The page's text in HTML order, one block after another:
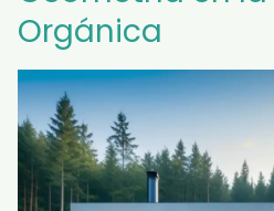
Orgánica